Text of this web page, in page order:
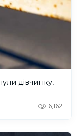
дівчинку,
6,162